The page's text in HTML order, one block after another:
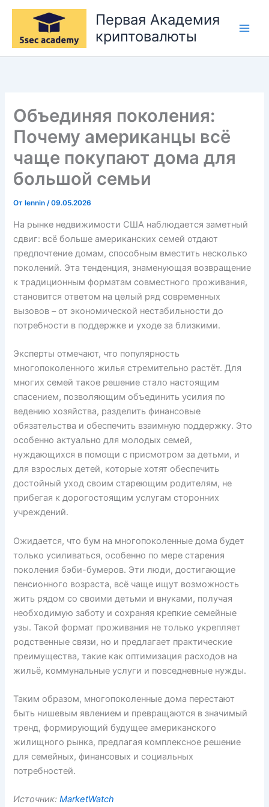
Перейти
содержимому
Первая Академия
криптовалюты
Объединяя поколения:
Почему американцы всё
чаще покупают дома для
большой семьи
От lennin/09.05.2026
На рынке недвижимости США наблюдается заметный
сдвиг: всё больше американских семей отдают
предпочтение домам, способным вместить несколько
поколений. Эта тенденция, знаменующая возвращение
к традиционным форматам совместного проживания,
становится ответом на целый ряд современных
вызовов – от экономической нестабильности до
потребности в поддержке и уходе за близкими.
Эксперты отмечают, что популярность
многопоколенного жилья стремительно растёт. Для
многих семей такое решение стало настоящим
спасением, позволяющим объединить усилия по
ведению хозяйства, разделить финансовые
обязательства и обеспечить взаимную поддержку. Это
особенно актуально для молодых семей,
нуждающихся в помощи с присмотром за детьми, и
для взрослых детей, которые хотят обеспечить
достойный уход своим стареющим родителям, не
прибегая к дорогостоящим услугам сторонних
учреждений.
Ожидается, что бум на многопоколенные дома будет
только усиливаться, особенно по мере старения
поколения бэби-бумеров. Эти люди, достигающие
пенсионного возраста, всё чаще ищут возможность
жить рядом со своими детьми и внуками, получая
необходимую заботу и сохраняя крепкие семейные
узы. Такой формат проживания не только укрепляет
родственные связи, но и предлагает практические
преимущества, такие как оптимизация расходов на
жильё, коммунальные услуги и повседневные нужды.
Таким образом, многопоколенные дома перестают
быть нишевым явлением и превращаются в значимый
тренд, формирующий будущее американского
жилищного рынка, предлагая комплексное решение
для семейных, финансовых и социальных
потребностей.
Источник:MarketWatch